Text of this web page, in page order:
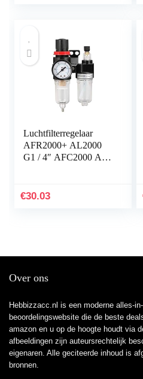
Luchtfilterregelaar
AFR2000+ AL2000
G1 / 4″ AFC2000 Air
Regulator Trap
€30.03
Over ons
Hebbizzacc.nl is een moderne alles-
beoordelingswebsite die de beste
amazon en u op de hoogte houdt via
afbeeldingen zijn auteursrechtelijk
eigenaren. Alle geciteerde inhoud is
bronnen.